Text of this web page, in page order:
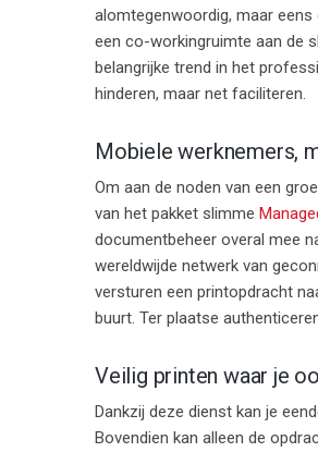
alomtegenwoordig, maar
een co-workingruimte aan de
belangrijke trend in het
hinderen, maar net faciliteren.
Mobiele werknemers,
Om aan de noden van een
van het pakket slimme
documentbeheer overal mee
wereldwijde netwerk van
versturen een printopdracht
buurt. Ter plaatse
Veilig printen waar je
Dankzij deze dienst kan je
Bovendien kan alleen de